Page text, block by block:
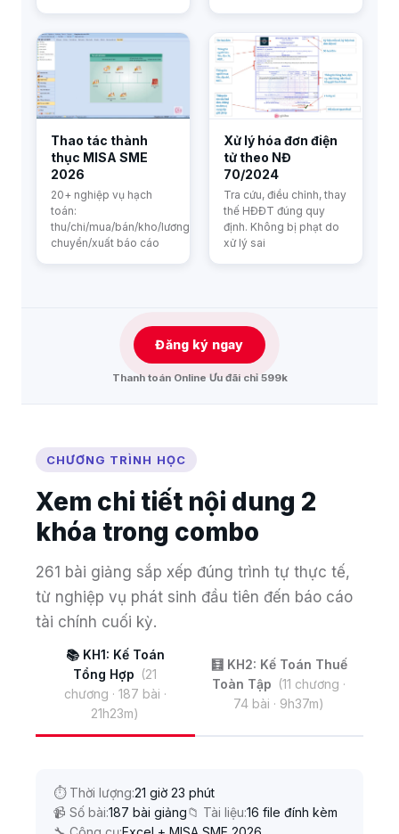
Thao tác thành
thục MISA SME
2026
20+ nghiệp vụ hạch
toán:
thu/chi/mua/bán/kho/lương/kết
chuyển/xuất báo cáo
Xử lý hóa đơn điện
tử theo NĐ
70/2024
Tra cứu, điều chỉnh, thay
thế HĐĐT đúng quy
định. Không bị phạt do
xử lý sai
Đăng ký ngay
Thanh toán Online Ưu đãi chỉ 599k
CHƯƠNG TRÌNH HỌC
Xem chi tiết nội dung 2
khóa trong combo
261 bài giảng sắp xếp đúng trình tự thực tế,
từ nghiệp vụ phát sinh đầu tiên đến báo cáo
tài chính cuối kỳ.
📚 KH1: Kế Toán
Tổng Hợp (21
chương · 187 bài ·
21h23m)
🧮 KH2: Kế Toán Thuế
Toàn Tập (11 chương ·
74 bài · 9h37m)
⏱ Thời lượng:21 giờ 23 phút
📹 Số bài:187 bài giảng📁 Tài liệu:16 file đính kèm